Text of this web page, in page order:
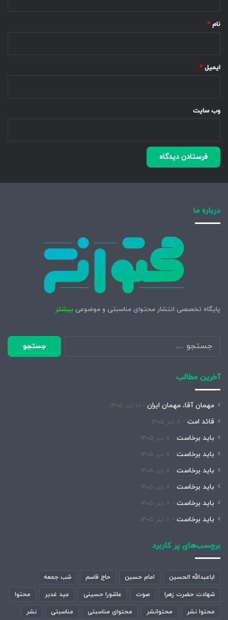
نام *
ایمیل *
وب‌ سایت
درباره ما
پایگاه تخصصی انتشار محتوای مناسبتی و موضوعی بیشتر
جستجو
برای:
آخرین مطالب
مهمان آقا، مهمان ایران ۱۰ تیر ۱۴۰۵
قائد امت ۸ تیر ۱۴۰۵
باید برخاست ۸ تیر ۱۴۰۵
باید برخاست ۸ تیر ۱۴۰۵
باید برخاست ۸ تیر ۱۴۰۵
باید برخاست ۸ تیر ۱۴۰۵
باید برخاست ۸ تیر ۱۴۰۵
باید برخاست ۸ تیر ۱۴۰۵
برچسب‌های پر کاربرد
اباعبدالله الحسین امام حسین حاج قاسم شب جمعه
شهادت حضرت زهرا صوت عاشورا حسینی عید غدیر محتوا
محتوا نشر محتوانشر محتوای مناسبتی مناسبتی نشر